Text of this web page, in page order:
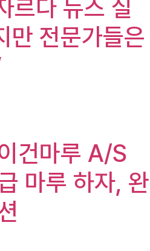
다 뉴스 실
만 전문가들은
건마루 A/S
마루 하자, 완